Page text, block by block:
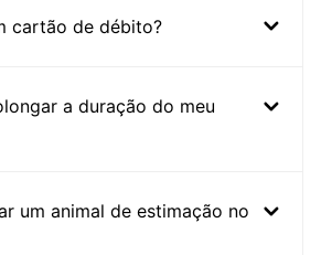
cartão de débito?
a duração do meu
um animal de estimação no